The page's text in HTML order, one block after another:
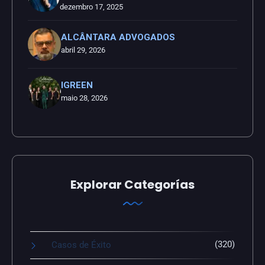
dezembro 17, 2025
ALCÂNTARA ADVOGADOS
abril 29, 2026
IGREEN
maio 28, 2026
Explorar Categorías
Casos de Éxito (320)